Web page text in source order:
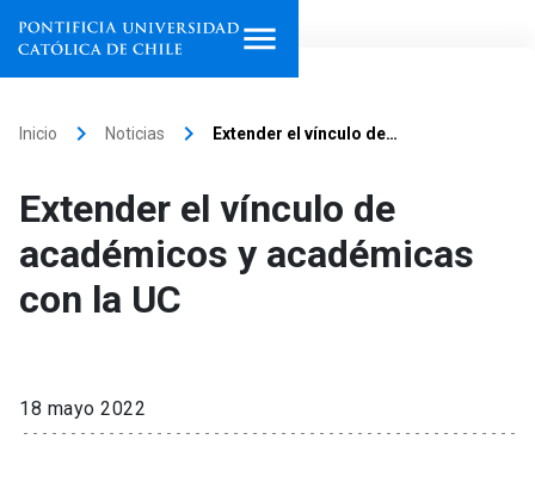
Facultades, escuelas e
institutos
Investigación
Extensión
Inicio keyboard_arrow_right Noticias keyboard_arrow_right Extender el vínculo de…
Extender el vínculo de
académicos y académicas
con la UC
18 mayo 2022